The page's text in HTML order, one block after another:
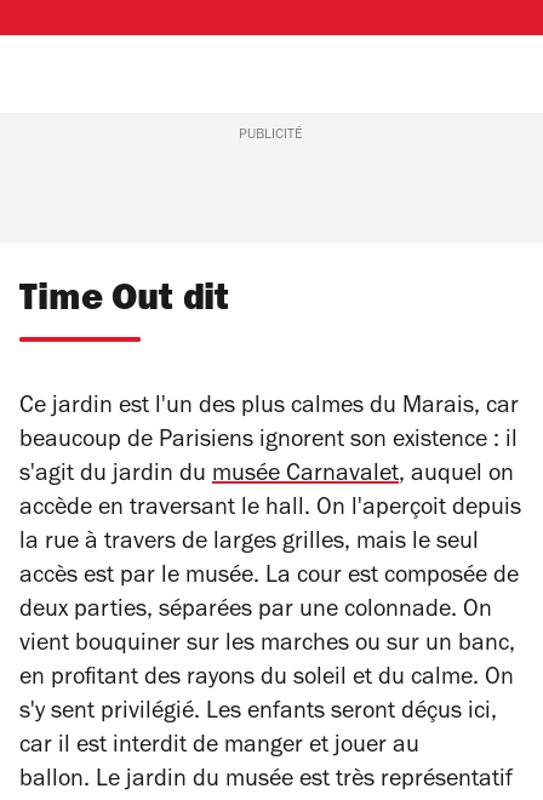
PUBLICITÉ
Time Out dit
Ce jardin est l'un des plus calmes du Marais, car
beaucoup de Parisiens ignorent son existence : il
s'agit du jardin du musée Carnavalet, auquel on
accède en traversant le hall. On l'aperçoit depuis
la rue à travers de larges grilles, mais le seul
accès est par le musée. La cour est composée de
deux parties, séparées par une colonnade. On
vient bouquiner sur les marches ou sur un banc,
en profitant des rayons du soleil et du calme. On
s'y sent privilégié. Les enfants seront déçus ici,
car il est interdit de manger et jouer au
ballon. Le jardin du musée est très représentatif